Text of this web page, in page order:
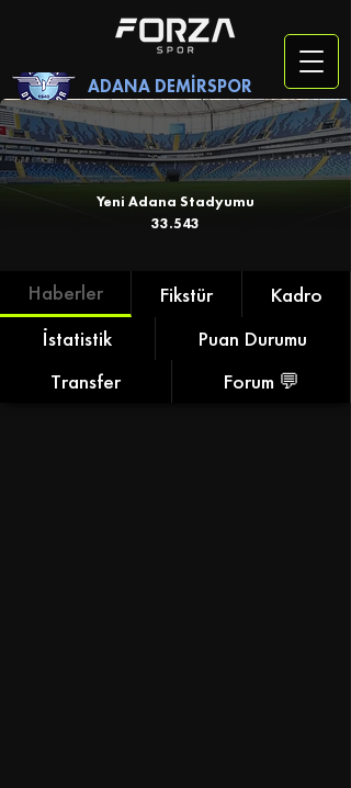
ADANA DEMİRSPOR
Yeni Adana Stadyumu
33.543
Haberler Fikstür
Kadro
İstatistik
Puan Durumu
Transfer
Forum 💬